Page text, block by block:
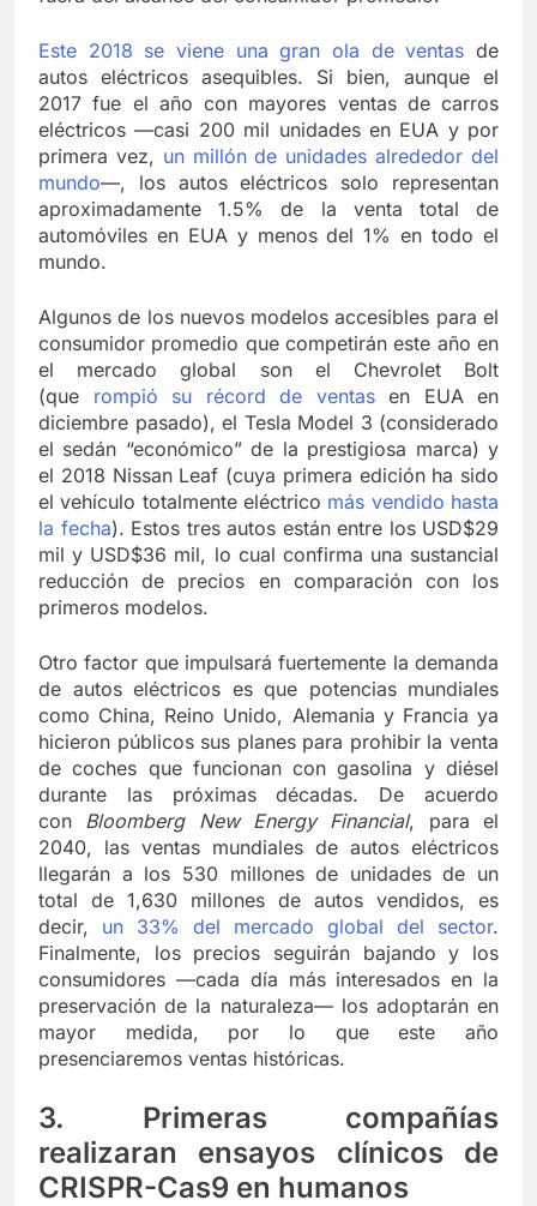
Este 2018 se viene una gran ola de ventas de
autos eléctricos asequibles. Si bien, aunque el
2017 fue el año con mayores ventas de carros
eléctricos —casi 200 mil unidades en EUA y por
primera vez, un millón de unidades alrededor del
mundo—, los autos eléctricos solo representan
aproximadamente 1.5% de la venta total de
automóviles en EUA y menos del 1% en todo el
mundo.
Algunos de los nuevos modelos accesibles para el
consumidor promedio que competirán este año en
el mercado global son el Chevrolet Bolt
(que rompió su récord de ventasen EUA en
diciembre pasado), el Tesla Model 3 (considerado
el sedán “económico” de la prestigiosa marca) y
el 2018 Nissan Leaf (cuya primera edición ha sido
el vehículo totalmente eléctrico más vendido hasta
la fecha). Estos tres autos están entre los USD$29
mil y USD$36 mil, lo cual confirma una sustancial
reducción de precios en comparación con los
primeros modelos.
Otro factor que impulsará fuertemente la demanda
de autos eléctricos es que potencias mundiales
como China, Reino Unido, Alemania y Francia ya
hicieron públicos sus planes para prohibir la venta
de coches que funcionan con gasolina y diésel
durante las próximas décadas. De acuerdo
con Bloomberg New Energy Financial, para el
2040, las ventas mundiales de autos eléctricos
llegarán a los 530 millones de unidades de un
total de 1,630 millones de autos vendidos, es
decir, un 33% del mercado global del sector.
Finalmente, los precios seguirán bajando y los
consumidores —cada día más interesados en la
preservación de la naturaleza— los adoptarán en
mayor medida, por lo que este año
presenciaremos ventas históricas.
3. Primeras compañías
realizaran ensayos clínicos de
CRISPR-Cas9 en humanos